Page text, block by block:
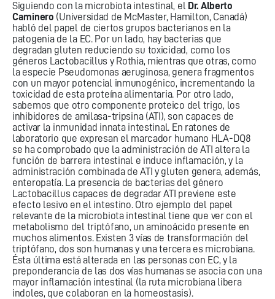
Siguiendo con la microbiota intestinal, el Dr. Alberto
Caminero (Universidad de McMaster, Hamilton, Canadá)
habló del papel de ciertos grupos bacterianos en la
patogenia de la EC. Por un lado, hay bacterias que
degradan gluten reduciendo su toxicidad, como los
géneros Lactobacillus y Rothia, mientras que otras, como
la especie Pseudomonas aeruginosa, genera fragmentos
con un mayor potencial inmunogénico, incrementando la
toxicidad de esta proteína alimentaria. Por otro lado,
sabemos que otro componente proteico del trigo, los
inhibidores de amilasa-tripsina (ATI), son capaces de
activar la inmunidad innata intestinal. En ratones de
laboratorio que expresan el marcador humano HLA-DQ8
se ha comprobado que la administración de ATI altera la
función de barrera intestinal e induce inflamación, y la
administración combinada de ATI y gluten genera, además,
enteropatía. La presencia de bacterias del género
Lactobacillus capaces de degradar ATI previene este
efecto lesivo en el intestino. Otro ejemplo del papel
relevante de la microbiota intestinal tiene que ver con el
metabolismo del triptófano, un aminoácido presente en
muchos alimentos. Existen 3 vías de transformación del
triptófano, dos son humanas y una tercera es microbiana.
Ésta última está alterada en las personas con EC, y la
preponderancia de las dos vías humanas se asocia con una
mayor inflamación intestinal (la ruta microbiana libera
indoles, que colaboran en la homeostasis).